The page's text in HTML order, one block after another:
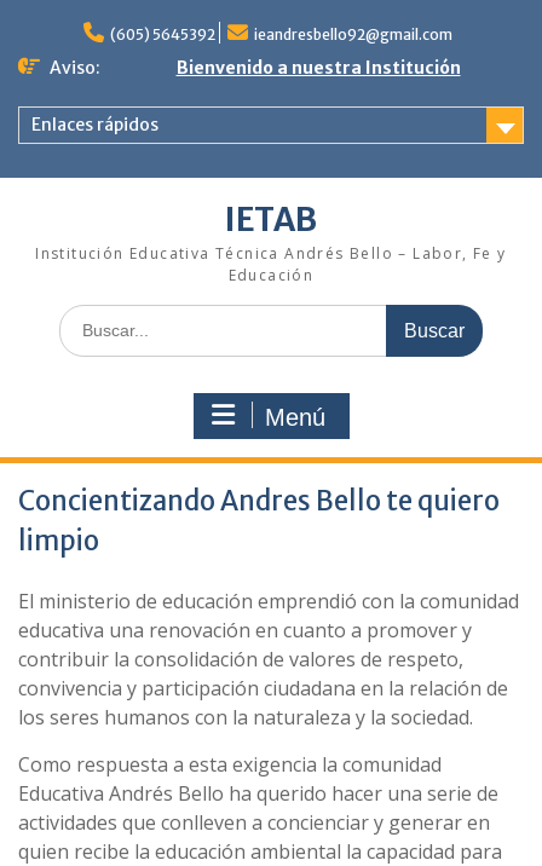
contenido
(605) 5645392 ieandresbello92@gmail.com
Aviso: Bienvenido a nuestra Institución
Enlaces rápidos
IETAB
Institución Educativa Técnica Andrés Bello – Labor, Fe y
Educación
Buscar:
Menú
Concientizando Andres Bello te quiero
limpio
El ministerio de educación emprendió con la comunidad
educativa una renovación en cuanto a promover y
contribuir la consolidación de valores de respeto,
convivencia y participación ciudadana en la relación de
los seres humanos con la naturaleza y la sociedad.
Como respuesta a esta exigencia la comunidad
Educativa Andrés Bello ha querido hacer una serie de
actividades que conlleven a concienciar y generar en
quien recibe la educación ambiental la capacidad para